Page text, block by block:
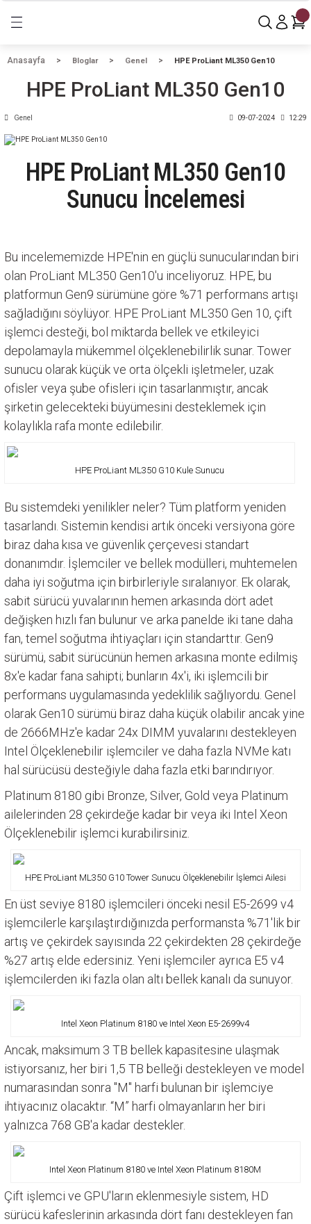
Dell Sunucular
Bellek (RAM)
Power Supply (PSU)
Workstation
Mobil Workstation
Workstation Monitörler
Sunucu Kabinetler
Abonelik
HPE Networking
Anahtar Teslim Projeler
AutoDesk & Adobe
Kiralama ve Finansal Çözümler
Son Kullanıcı Çözümleri
Kurumsal Network Çözümleri
Kurumsal Sistem Çözümleri
Anasayfa Bloglar Genel HPE ProLiant ML350 Gen10
HPE ProLiant ML350 Gen10
Genel 09-07-2024 12:29
HPE ProLiant ML350 Gen10
Sunucu İncelemesi
Bu incelememizde HPE'nin en güçlü sunucularından biri
olan ProLiant ML350 Gen10'u inceliyoruz. HPE, bu
platformun Gen9 sürümüne göre %71 performans artışı
sağladığını söylüyor. HPE ProLiant ML350 Gen 10, çift
işlemci desteği, bol miktarda bellek ve etkileyici
depolamayla mükemmel ölçeklenebilirlik sunar. Tower
sunucu olarak küçük ve orta ölçekli işletmeler, uzak
ofisler veya şube ofisleri için tasarlanmıştır, ancak
şirketin gelecekteki büyümesini desteklemek için
kolaylıkla rafa monte edilebilir.
HPE ProLiant ML350 G10 Kule Sunucu
Bu sistemdeki yenilikler neler? Tüm platform yeniden
tasarlandı. Sistemin kendisi artık önceki versiyona göre
biraz daha kısa ve güvenlik çerçevesi standart
donanımdır. İşlemciler ve bellek modülleri, muhtemelen
daha iyi soğutma için birbirleriyle sıralanıyor. Ek olarak,
sabit sürücü yuvalarının hemen arkasında dört adet
değişken hızlı fan bulunur ve arka panelde iki tane daha
fan, temel soğutma ihtiyaçları için standarttır. Gen9
sürümü, sabit sürücünün hemen arkasına monte edilmiş
8x'e kadar fana sahipti; bunların 4x'i, iki işlemcili bir
performans uygulamasında yedeklilik sağlıyordu. Genel
olarak Gen10 sürümü biraz daha küçük olabilir ancak yine
de 2666MHz'e kadar 24x DIMM yuvalarını destekleyen
Intel Ölçeklenebilir işlemciler ve daha fazla NVMe katı
hal sürücüsü desteğiyle daha fazla etki barındırıyor.
Platinum 8180 gibi Bronze, Silver, Gold veya Platinum
ailelerinden 28 çekirdeğe kadar bir veya iki Intel Xeon
Ölçeklenebilir işlemci kurabilirsiniz.
HPE ProLiant ML350 G10 Tower Sunucu Ölçeklenebilir İşlemci Ailesi
En üst seviye 8180 işlemcileri önceki nesil E5-2699 v4
işlemcilerle karşılaştırdığınızda performansta %71'lik bir
artış ve çekirdek sayısında 22 çekirdekten 28 çekirdeğe
%27 artış elde edersiniz. Yeni işlemciler ayrıca E5 v4
işlemcilerden iki fazla olan altı bellek kanalı da sunuyor.
Intel Xeon Platinum 8180 ve Intel Xeon E5-2699v4
Ancak, maksimum 3 TB bellek kapasitesine ulaşmak
istiyorsanız, her biri 1,5 TB belleği destekleyen ve model
numarasından sonra "M" harfi bulunan bir işlemciye
ihtiyacınız olacaktır. “M” harfi olmayanların her biri
yalnızca 768 GB'a kadar destekler.
Intel Xeon Platinum 8180 ve Intel Xeon Platinum 8180M
Çift işlemci ve GPU'ların eklenmesiyle sistem, HD
sürücü kafeslerinin arkasında dört fanı destekleyen fan